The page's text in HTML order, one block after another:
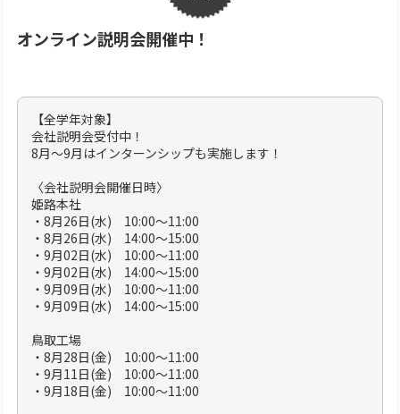
オンライン説明会開催中！
【全学年対象】
会社説明会受付中！
8月～9月はインターンシップも実施します！
〈会社説明会開催日時〉
姫路本社
・8月26日(水) 10:00～11:00
・8月26日(水) 14:00～15:00
・9月02日(水) 10:00～11:00
・9月02日(水) 14:00～15:00
・9月09日(水) 10:00～11:00
・9月09日(水) 14:00～15:00
鳥取工場
・8月28日(金) 10:00～11:00
・9月11日(金) 10:00～11:00
・9月18日(金) 10:00～11:00